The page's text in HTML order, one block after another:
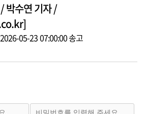
박수연 기자 /
05-23 07:00:00 송고